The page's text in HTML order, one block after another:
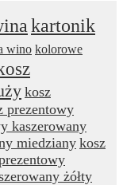
kartonik
wino kolorowe
kosz
prezentowy
kaszerowany
miedzianykosz
żółty